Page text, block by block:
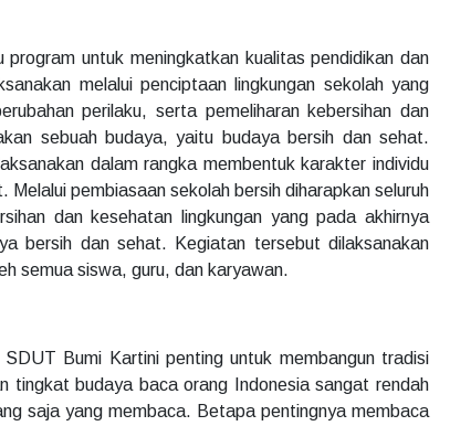
untuk meningkatkan kualitas pendidikan dan
melalui penciptaan lingkungan sekolah yang
perilaku, serta pemeliharan kebersihan dan
sebuah budaya, yaitu budaya bersih dan sehat.
dalam rangka membentuk karakter individu
pembiasaan sekolah bersih diharapkan seluruh
dan kesehatan lingkungan yang pada akhirnya
bersih dan sehat. Kegiatan tersebut dilaksanakan
semua siswa, guru, dan karyawan.
Bumi Kartini penting untuk membangun tradisi
tingkat budaya baca orang Indonesia sangat rendah
saja yang membaca. Betapa pentingnya membaca